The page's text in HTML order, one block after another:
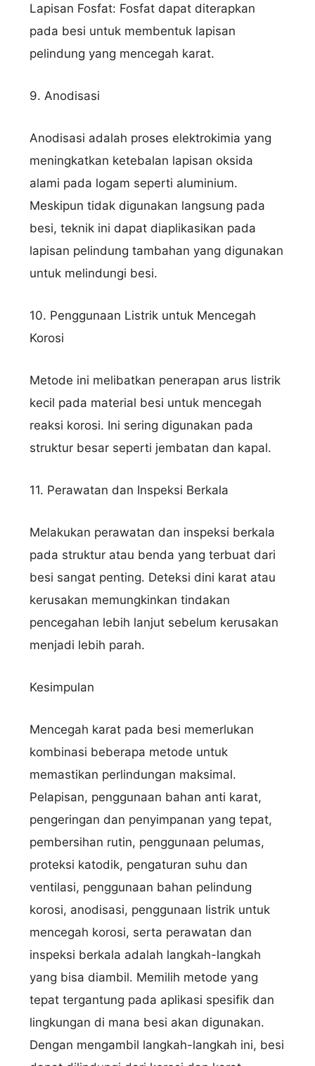
Lapisan Fosfat: Fosfat dapat diterapkan
pada besi untuk membentuk lapisan
pelindung yang mencegah karat.
9. Anodisasi
Anodisasi adalah proses elektrokimia yang
meningkatkan ketebalan lapisan oksida
alami pada logam seperti aluminium.
Meskipun tidak digunakan langsung pada
besi, teknik ini dapat diaplikasikan pada
lapisan pelindung tambahan yang digunakan
untuk melindungi besi.
10. Penggunaan Listrik untuk Mencegah
Korosi
Metode ini melibatkan penerapan arus listrik
kecil pada material besi untuk mencegah
reaksi korosi. Ini sering digunakan pada
struktur besar seperti jembatan dan kapal.
11. Perawatan dan Inspeksi Berkala
Melakukan perawatan dan inspeksi berkala
pada struktur atau benda yang terbuat dari
besi sangat penting. Deteksi dini karat atau
kerusakan memungkinkan tindakan
pencegahan lebih lanjut sebelum kerusakan
menjadi lebih parah.
Kesimpulan
Mencegah karat pada besi memerlukan
kombinasi beberapa metode untuk
memastikan perlindungan maksimal.
Pelapisan, penggunaan bahan anti karat,
pengeringan dan penyimpanan yang tepat,
pembersihan rutin, penggunaan pelumas,
proteksi katodik, pengaturan suhu dan
ventilasi, penggunaan bahan pelindung
korosi, anodisasi, penggunaan listrik untuk
mencegah korosi, serta perawatan dan
inspeksi berkala adalah langkah-langkah
yang bisa diambil. Memilih metode yang
tepat tergantung pada aplikasi spesifik dan
lingkungan di mana besi akan digunakan.
Dengan mengambil langkah-langkah ini, besi